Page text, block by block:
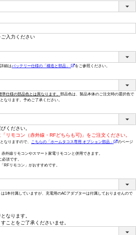
入力ください
細は バッテリー仕様の「構造と部品」 をご参照ください。
仕様の部品色とは異なります。 部品色は、製品本体のご注文時の選択色で
なります。予めご了承ください。
ください。
リモコン（赤外線・RFどちらも可)」をご注文ください。
なりますので、 こちらの「ホームタコス専用 オプション部品」
のページ
外線リモコンやスマート家電リモコンと併用できます。
須です。
RFリモコン」がおすすめです。
1本付属していますが、充電用のACアダプターは付属しておりませんので
なります。
ことをご了承くださいませ。